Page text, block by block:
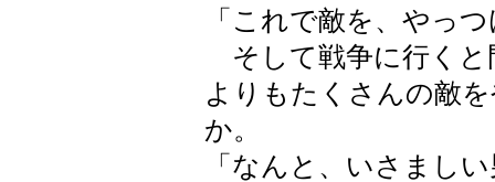
「これで敵を、やっ
そして戦争に行くと
よりもたくさんの敵
か。
「なんと、いさまし